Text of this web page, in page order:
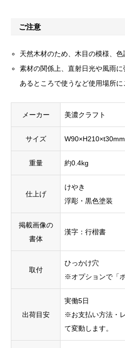
ご注意
天然木材のため、木目の模様、色
素材の関係上、直射日光や風雨
あるところで使うなど使用場所に
メーカー 美濃クラフト
サイズ W90×H210×t30mm
重量 約0.4kg
仕上げ
けやき
浮彫・黒色塗装
掲載画像の
書体
漢字：行楷書
取付
ひっかけ穴
※オプションで「
出荷目安
実働5日
※お支払い方法・
て変動します。